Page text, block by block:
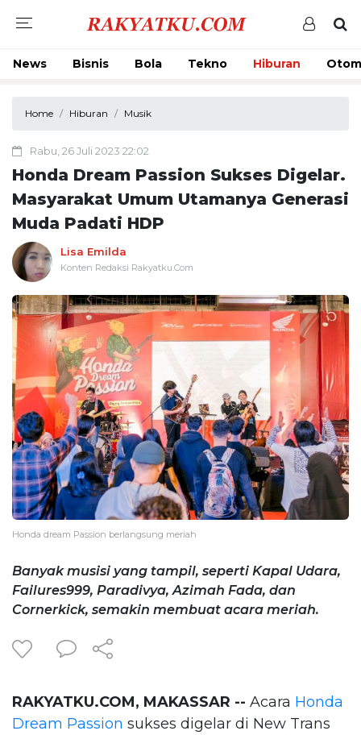
News Bisnis Bola Tekno Hiburan
Home Hiburan Musik
Rabu, 26 Juli 2023 22:02
Honda Dream Passion Sukses Digelar.
Masyarakat Umum Utamanya Generasi
Muda Padati HDP
Lisa Emilda
Konten Redaksi Rakyatku.Com
Honda dream Passion berlangsung meriah
Banyak musisi yang tampil, seperti Kapal Udara,
Failures999, Paradivya, Azimah Fada, dan
Cornerkick, semakin membuat acara meriah.
RAKYATKU.COM, MAKASSAR -- Acara Honda
Dream Passion sukses digelar di New Trans